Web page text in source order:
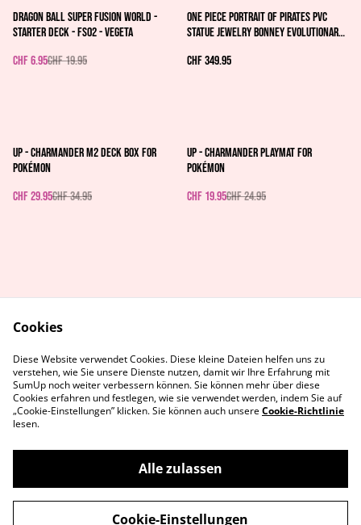
%
Dragon Ball Super Fusion World -
Starter Deck - FS02 - Vegeta
CHF 6.95CHF 19.95
One Piece Portrait Of Pirates PVC
Statue Jewelry Bonney Evolutionary
CHF 349.95
%
UP - Charmander M2 Deck Box for
Pokémon
CHF 29.95CHF 34.95
%
UP - Charmander Playmat for
Pokémon
CHF 19.95CHF 24.95
Datenschutz
Cookie-Richtlinie
Kontaktiere uns
©2026MetaGames
Cookies
Diese Website verwendet Cookies. Diese kleine Dateien helfen uns zu
verstehen, wie Sie unsere Dienste nutzen, damit wir Ihre Erfahrung mit
SumUp noch weiter verbessern können. Sie können mehr über diese
Cookies erfahren und festlegen, wie sie verwendet werden, indem Sie auf
„Cookie-Einstellungen” klicken. Sie können auch unsereCookie-Richtlinie
lesen.
Alle zulassen
Cookie-Einstellungen